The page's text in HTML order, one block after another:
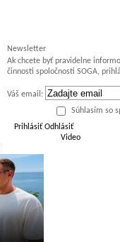
Newsletter
Ak chcete byť pravidelne
činnosti spoločnosti SOGA,
Váš email:
Súhlasím so
Prihlásiť Odhlásiť
Video